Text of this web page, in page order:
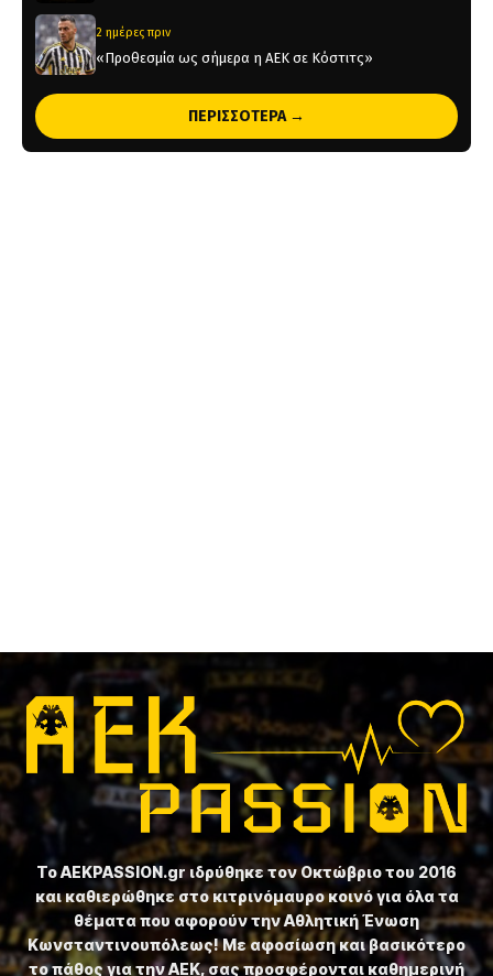
2 ημέρες πριν
«Προθεσμία ως σήμερα η ΑΕΚ σε Κόστιτς»
2 ημέρες πριν
Ορίστηκαν οι αγώνες της ΑΕΚ για τα πλέι οφ του
ΠΕΡΙΣΣΟΤΕΡΑ →
Το ⁦AEKPASSION.gr⁩ ιδρύθηκε τον Οκτώβριο του 2016
και καθιερώθηκε στο κιτρινόμαυρο κοινό για όλα τα
θέματα που αφορούν την Αθλητική Ένωση
Κωνσταντινουπόλεως! Με αφοσίωση και βασικότερο
το πάθος για την ΑΕΚ, σας προσφέρονται καθημερινή